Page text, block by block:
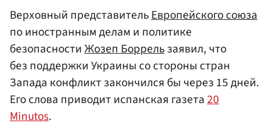
Верховный представительЕвропейского союза
по иностранным делам и политике
безопасностиЖозеп Боррельзаявил, что
без поддержки Украины со стороны стран
Запада конфликт закончился бы через 15 дней.
Его слова приводит испанская газета20
Minutos.